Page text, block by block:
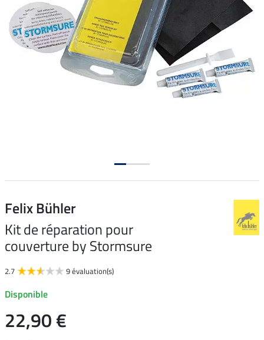
Felix Bühler
Kit de réparation pour
couverture by Stormsure
2.7 9 évaluation(s)
Disponible
22,90 €